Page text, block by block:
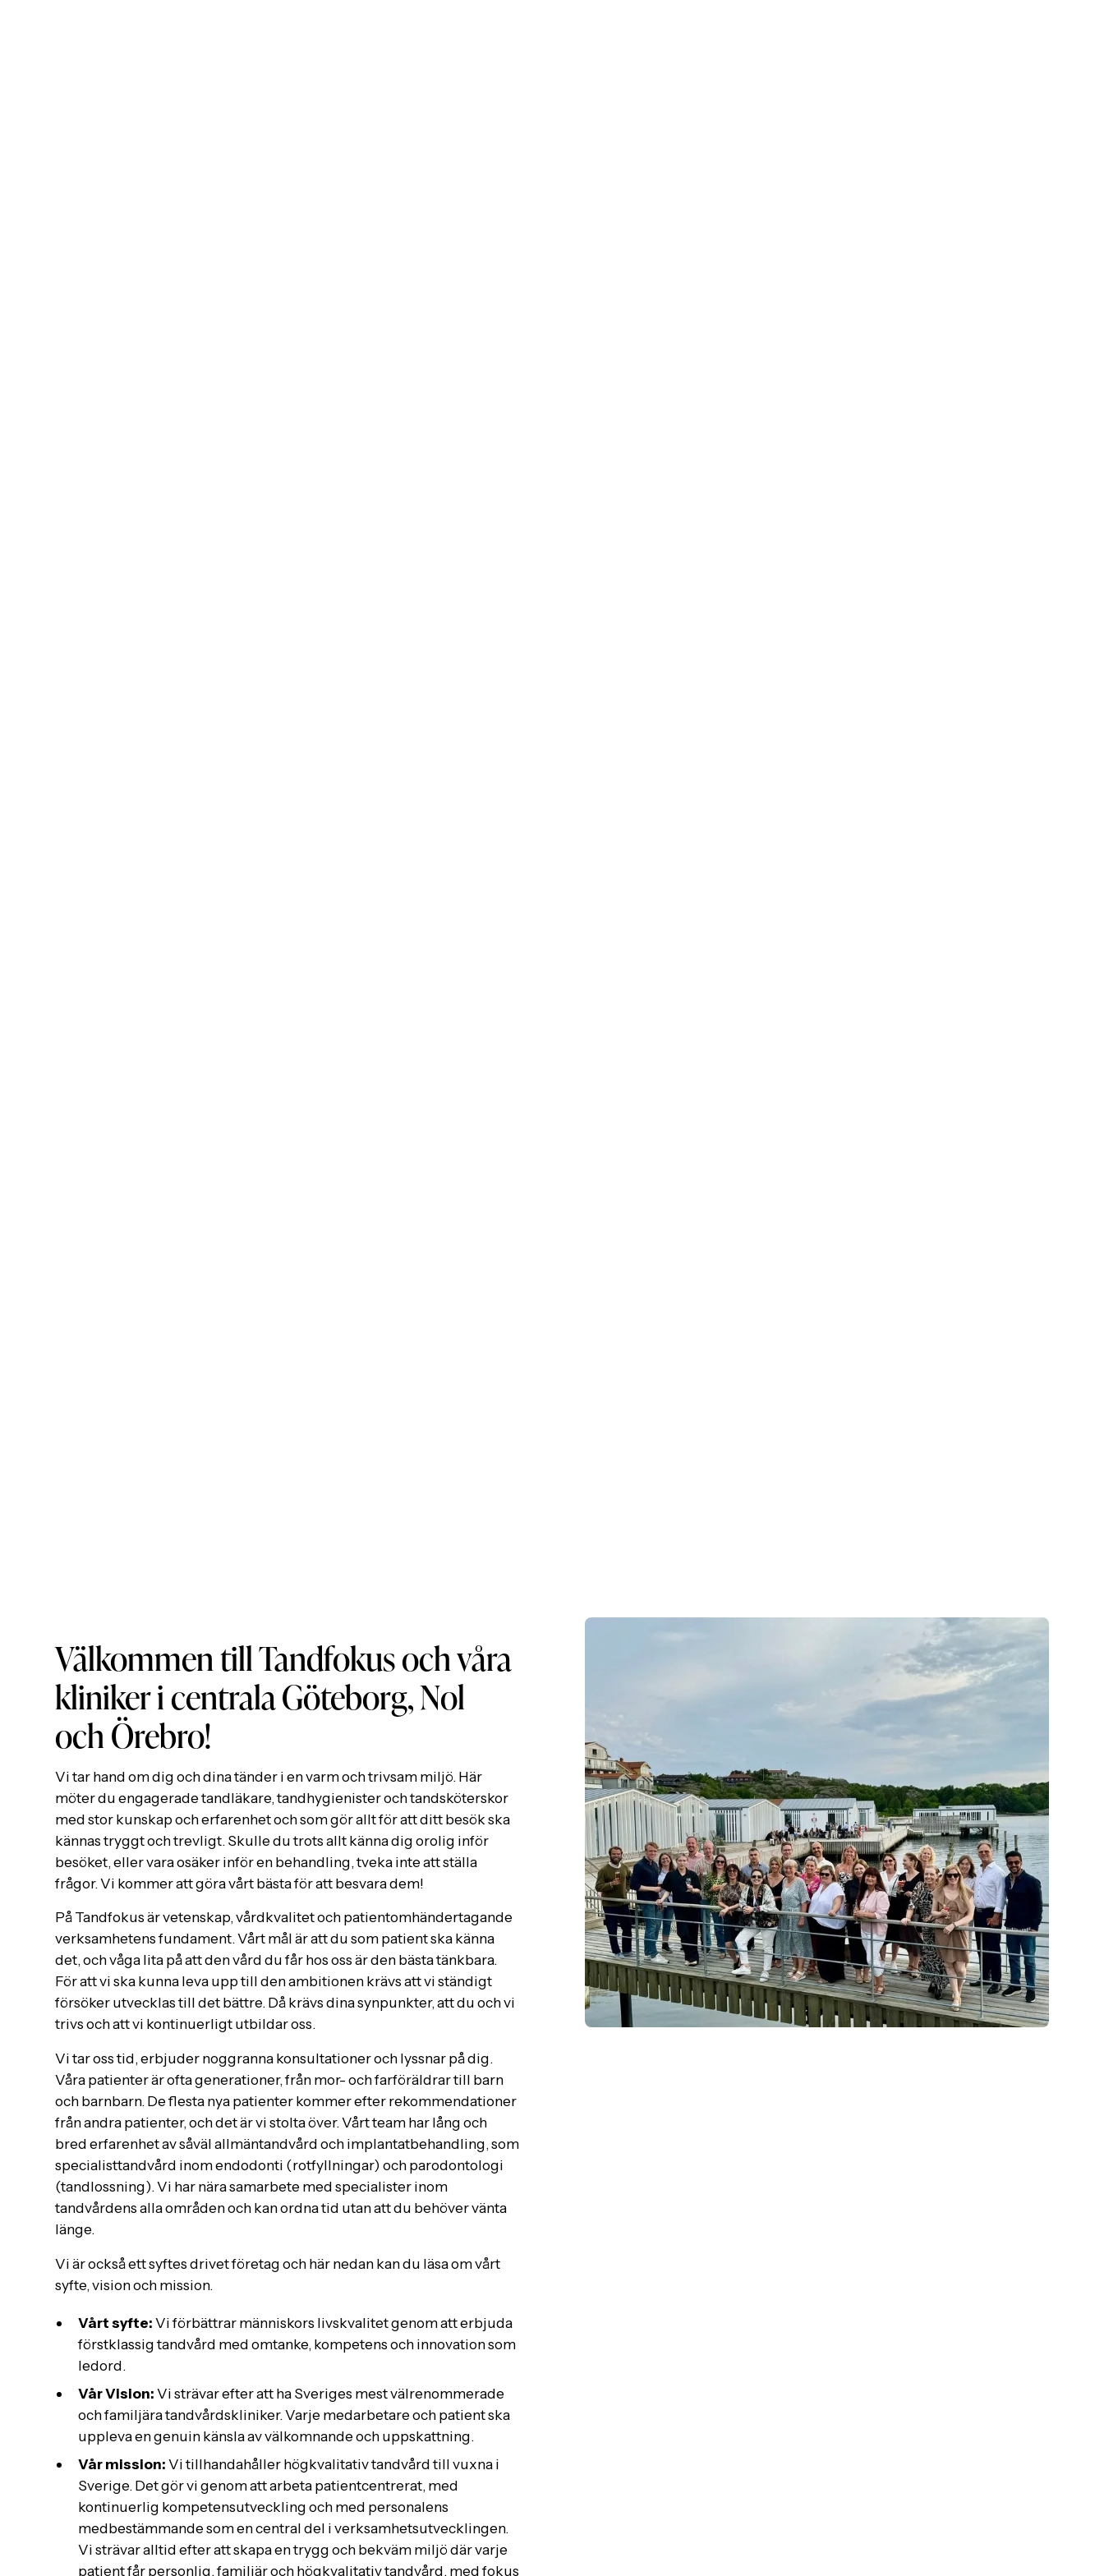
Välkommen till Tandfokus och våra
kliniker i centrala Göteborg, Nol
och Örebro!
Vi tar hand om dig och dina tänder i en varm och trivsam miljö. Här
möter du engagerade tandläkare, tandhygienister och tandsköterskor
med stor kunskap och erfarenhet och som gör allt för att ditt besök ska
kännas tryggt och trevligt. Skulle du trots allt känna dig orolig inför
besöket, eller vara osäker inför en behandling, tveka inte att ställa
frågor. Vi kommer att göra vårt bästa för att besvara dem!
På Tandfokus är vetenskap, vårdkvalitet och patientomhändertagande
verksamhetens fundament. Vårt mål är att du som patient ska känna
det, och våga lita på att den vård du får hos oss är den bästa tänkbara.
För att vi ska kunna leva upp till den ambitionen krävs att vi ständigt
försöker utvecklas till det bättre. Då krävs dina synpunkter, att du och vi
trivs och att vi kontinuerligt utbildar oss.
Vi tar oss tid, erbjuder noggranna konsultationer och lyssnar på dig.
Våra patienter är ofta generationer, från mor- och farföräldrar till barn
och barnbarn. De flesta nya patienter kommer efter rekommendationer
från andra patienter, och det är vi stolta över. Vårt team har lång och
bred erfarenhet av såväl allmäntandvård och implantatbehandling, som
specialisttandvård inom endodonti (rotfyllningar) och parodontologi
(tandlossning). Vi har nära samarbete med specialister inom
tandvårdens alla områden och kan ordna tid utan att du behöver vänta
länge.
Vi är också ett syftes drivet företag och här nedan kan du läsa om vårt
syfte, vision och mission.
Vårt syfte:Vi förbättrar människors livskvalitet genom att erbjuda
förstklassig tandvård med omtanke, kompetens och innovation som
ledord.
Vår Vision:Vi strävar efter att ha Sveriges mest välrenommerade
och familjära tandvårdskliniker. Varje medarbetare och patient ska
uppleva en genuin känsla av välkomnande och uppskattning.
Vår mission:Vi tillhandahåller högkvalitativ tandvård till vuxna i
Sverige. Det gör vi genom att arbeta patientcentrerat, med
kontinuerlig kompetensutveckling och med personalens
medbestämmande som en central del i verksamhetsutvecklingen.
Vi strävar alltid efter att skapa en trygg och bekväm miljö där varje
patient får personlig, familjär och högkvalitativ tandvård, med fokus